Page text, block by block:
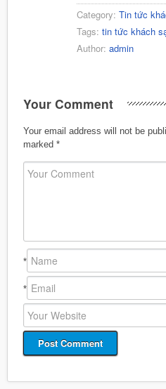
Category: Tin tức
Tags: tin tức khách
Author: admin
Your Comment
Your email address will not be
marked *
*
*